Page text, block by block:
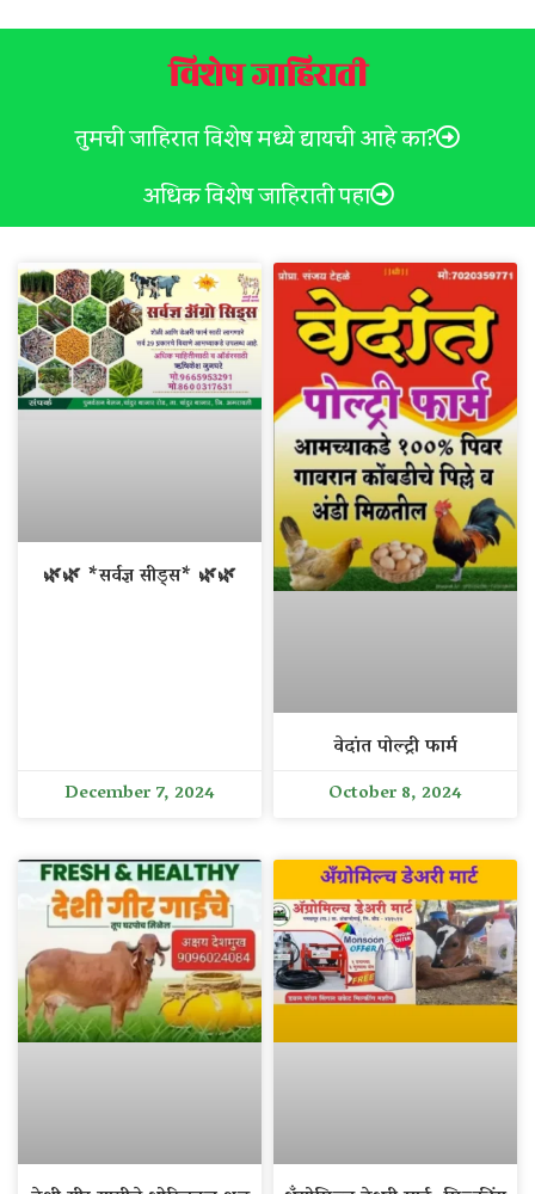
विशेष जाहिराती
तुमची जाहिरात विशेष मध्ये द्यायची आहे का?
अधिक विशेष जाहिराती पहा
🌿🌿 *सर्वज्ञ सीड्स* 🌿🌿
December 7, 2024
वेदांत पोल्ट्री फार्म
October 8, 2024